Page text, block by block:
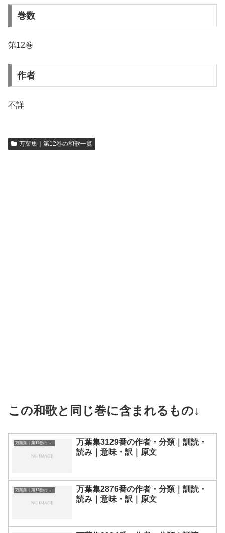
巻数
第12巻
作者
不詳
万葉集｜第12巻の和歌一覧
この和歌と同じ巻に含まれるもの↓
万葉集｜第12巻の和歌一覧
万葉集3129番の作者・分類｜訓読・
読み｜意味・訳｜原文
万葉集｜第12巻の和歌一覧
万葉集2876番の作者・分類｜訓読・
読み｜意味・訳｜原文